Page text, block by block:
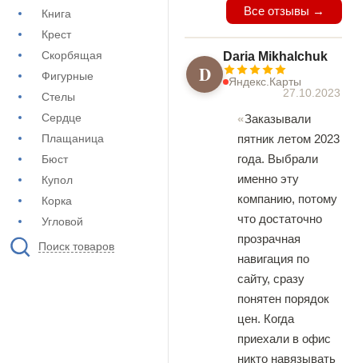
Книга
Крест
Скорбящая
Фигурные
Стелы
Сердце
Плащаница
Бюст
Купол
Корка
Угловой
Поиск товаров
Все отзывы →
D
Daria Mikhalchuk
Яндекс.Карты
27.10.2023
Заказывали
пятник летом 2023
года. Выбрали
именно эту
компанию, потому
что достаточно
прозрачная
навигация по
сайту, сразу
понятен порядок
цен. Когда
приехали в офис
никто навязывать